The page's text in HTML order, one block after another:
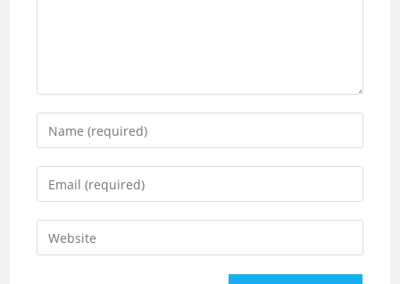
Enter
your
name
comment
Enter
your
email
address
Enter
your